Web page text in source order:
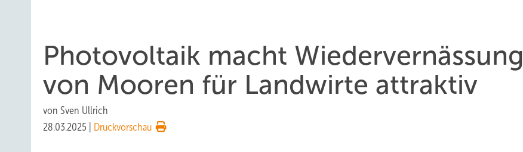
Photovoltaik macht Wiedervernässung
von Mooren für Landwirte attraktiv
von Sven Ullrich
28.03.2025
Druckvorschau